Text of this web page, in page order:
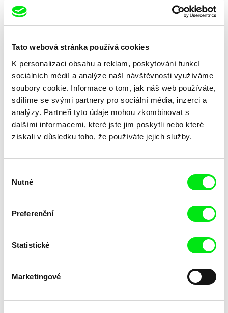
Tato webová stránka používá cookies
K personalizaci obsahu a reklam, poskytování funkcí
sociálních médií a analýze naší návštěvnosti využíváme
soubory cookie. Informace o tom, jak náš web používáte,
sdílíme se svými partnery pro sociální média, inzerci a
analýzy. Partneři tyto údaje mohou zkombinovat s
dalšími informacemi, které jste jim poskytli nebo které
získali v důsledku toho, že používáte jejich služby.
souhlasu
Nutné
Preferenční
Statistické
Marketingové
Thomas A. Østbye
Pryč z Norska
Lenka Jirků
První poslední cesta
Laila Pakalniņa Federico Ferrone, Michele Manzolini